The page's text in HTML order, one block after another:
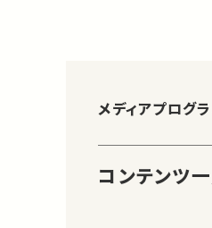
メディアプログ
コンテンツ